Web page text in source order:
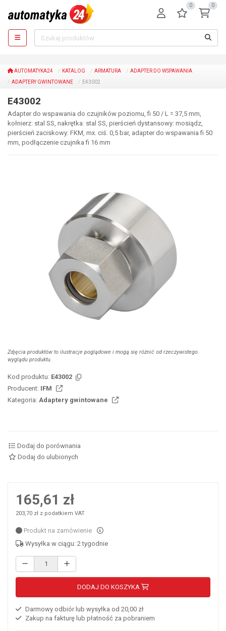
0 0
AUTOMATYKA24 KATALOG ARMATURA
ADAPTER DO WSPAWANIA
ADAPTERY GWINTOWANE
E43002
E43002
Adapter do wspawania do czujników poziomu, fi 50 / L = 37,5 mm,
kołnierz: stal SS, nakrętka: stal SS, pierścień dystansowy: mosiądz,
pierścień zaciskowy: FKM, mx. ciś. 0,5 bar, adapter do wspawania fi 50
mm, podłączenie czujnika fi 16 mm
Zdjęcia produktów to ilustracje poglądowe i mogą się różnić od rzeczywistego
wyglądu produktu.
Kod produktu: E43002
Producent: IFM
Kategoria: Adaptery gwintowane
Dodaj do porównania
Dodaj do ulubionych
165,61 zł
203,70 zł z podatkiem VAT
Produkt na zamówienie
Wysyłka w ciągu: 2 tygodnie
DODAJ DO KOSZYKA
Darmowy odbiór lub wysyłka od 20,00 zł
Zakup na fakturę lub płatność za pobraniem